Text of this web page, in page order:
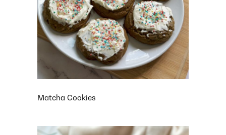
Matcha Cookies